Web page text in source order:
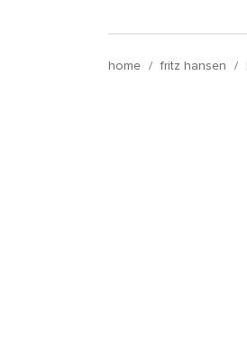
home / fritz hansen /